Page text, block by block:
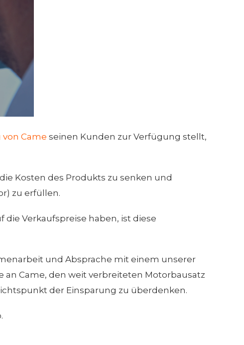
Came seinen Kunden zur Verfügung stellt,
Kosten des Produkts zu senken und
zu erfüllen.
Verkaufspreise haben, ist diese
und Absprache mit einem unserer
Came, den weit verbreiteten Motorbausatz
der Einsparung zu überdenken.